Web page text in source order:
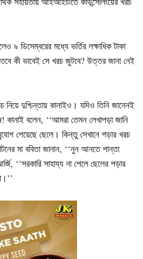
৯ ডিসেম্বরের মধ্যে ভর্তির লক্ষাধিক টাকা
কী ভাবেই সে খরচ জুটবে? উত্তর জানা নেই
দুশ্চিন্তায় কানাইও। যদিও তিনি জানেনই
বলেন, ‘‘আমরা তেমন লেখাপড়া জানি
পেয়েছে ছেলে। কিন্তু সেখানে পড়ার খরচ
মা ববিতা জানান, ‘‘নুন আনতে পান্তা
‘‘সরকারি সাহায্য না পেলে ছেলের পড়ার